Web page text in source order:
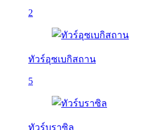
2
ทัวร์อุซเบกิสถาน
5
ทัวร์บราซิล